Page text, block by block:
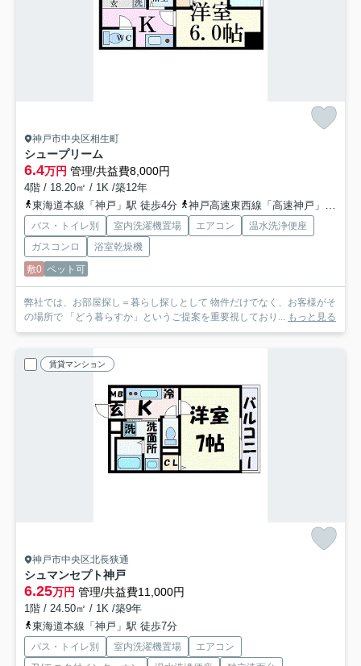
神戸市中央区相生町
シュープリーム
6.4万円 管理/共益費8,000円
4階 / 18.20㎡ / 1K /築12年
東海道本線「神戸」駅 徒歩4分
神戸高速東西線「高速神戸」駅 徒歩5分
バス・トイレ別 室内洗濯機置場 エアコン
温水洗浄便座
ガスコンロ
浴室乾燥機
敷0 ペット可
弊社では、お部屋探し＝暮らし探しとして 物件だけでなく、お客様がそ
の場所で 「どう暮らすか」というご提案を重要視しており... もっと見る
賃貸マンション
神戸市中央区北長狭通
シュマンセプト神戸
6.25万円 管理/共益費11,000円
1階 / 24.50㎡ / 1K /築9年
東海道本線「神戸」駅 徒歩7分
バス・トイレ別 室内洗濯機置場
エアコン